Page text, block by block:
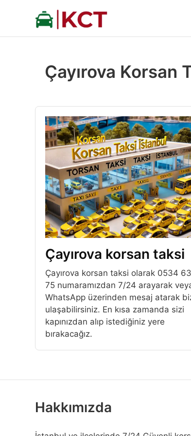
Çayırova Korsan
Çayırova korsan taksi
Çayırova korsan taksi olarak 0534
75 numaramızdan 7/24 arayarak
WhatsApp üzerinden mesaj atarak
ulaşabilirsiniz. En kısa zamanda sizi
kapınızdan alıp istediğiniz yere
bırakacağız.
Hakkımızda